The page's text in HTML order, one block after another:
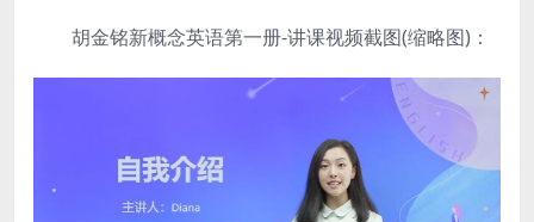
胡金铭新概念英语第一册-讲课视频截图(缩略图)：